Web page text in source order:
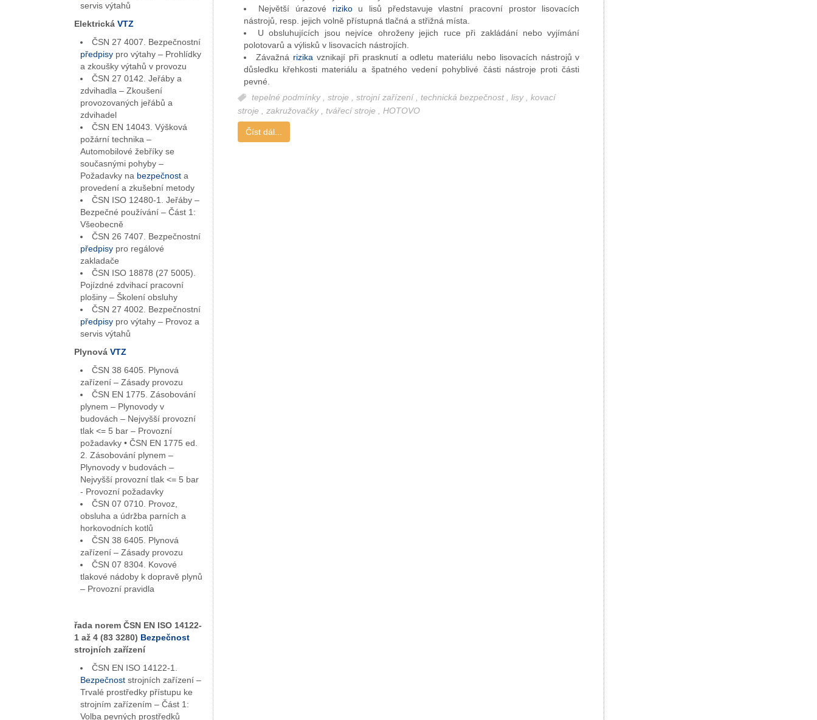
servis výtahů
Elektrická VTZ
ČSN 27 4007. Bezpečnostní
předpisy pro výtahy – Prohlídky
a zkoušky výtahů v provozu
ČSN 27 0142. Jeřáby a
zdvihadla – Zkoušení
provozovaných jeřábů a
zdvihadel
ČSN EN 14043. Výšková
požární technika –
Automobilové žebříky se
současnými pohyby –
Požadavky na bezpečnost a
provedení a zkušební metody
ČSN ISO 12480-1. Jeřáby –
Bezpečné používání – Část 1:
Všeobecně
ČSN 26 7407. Bezpečnostní
předpisy pro regálové
zakladače
ČSN ISO 18878 (27 5005).
Pojízdné zdvihací pracovní
plošiny – Školení obsluhy
ČSN 27 4002. Bezpečnostní
předpisy pro výtahy – Provoz a
servis výtahů
Plynová VTZ
ČSN 38 6405. Plynová
zařízení – Zásady provozu
ČSN EN 1775. Zásobování
plynem – Plynovody v
budovách – Nejvyšší provozní
tlak <= 5 bar – Provozní
požadavky • ČSN EN 1775 ed.
2. Zásobování plynem –
Plynovody v budovách –
Nejvyšší provozní tlak <= 5 bar
- Provozní požadavky
ČSN 07 0710. Provoz,
obsluha a údržba parních a
horkovodních kotlů
ČSN 38 6405. Plynová
zařízení – Zásady provozu
ČSN 07 8304. Kovové
tlakové nádoby k dopravě plynů
– Provozní pravidla
řada norem ČSN EN ISO 14122-
1 až 4 (83 3280) Bezpečnost
strojních zařízení
ČSN EN ISO 14122-1.
Bezpečnost strojních zařízení –
Trvalé prostředky přístupu ke
strojním zařízením – Část 1:
Volba pevných prostředků
Největší úrazové rizikou lisů představuje vlastní pracovní prostor lisovacích
nástrojů, resp. jejich volně přístupná tlačná a střižná místa.
U obsluhujících jsou nejvíce ohroženy jejich ruce při zakládání nebo vyjímání
polotovarů a výlisků v lisovacích nástrojích.
Závažná rizika vznikají při prasknutí a odletu materiálu nebo lisovacích nástrojů v
důsledku křehkosti materiálu a špatného vedení pohyblivé části nástroje proti části
pevné.
tepelné podmínky , stroje , strojní zařízení , technická bezpečnost , lisy , kovací
stroje
zakružovačky tvářecí stroje HOTOVO
Číst dál...